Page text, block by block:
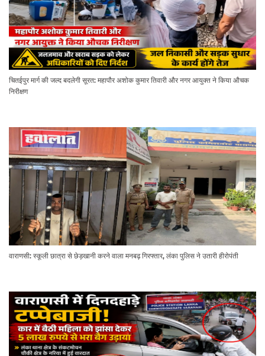
चितईपुर मार्ग की जल्द बदलेगी सूरत: महापौर अशोक कुमार तिवारी और नगर आयुक्त ने किया औचक
निरीक्षण
वाराणसी: स्कूली छात्रा से छेड़खानी करने वाला मनबढ़ गिरफ्तार, लंका पुलिस ने उतारी हीरोपंती